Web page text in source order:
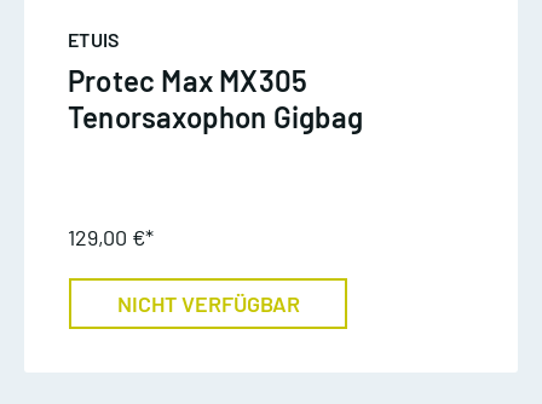
ETUIS
Protec Max MX305
Tenorsaxophon Gigbag
129,00 €*
NICHT VERFÜGBAR